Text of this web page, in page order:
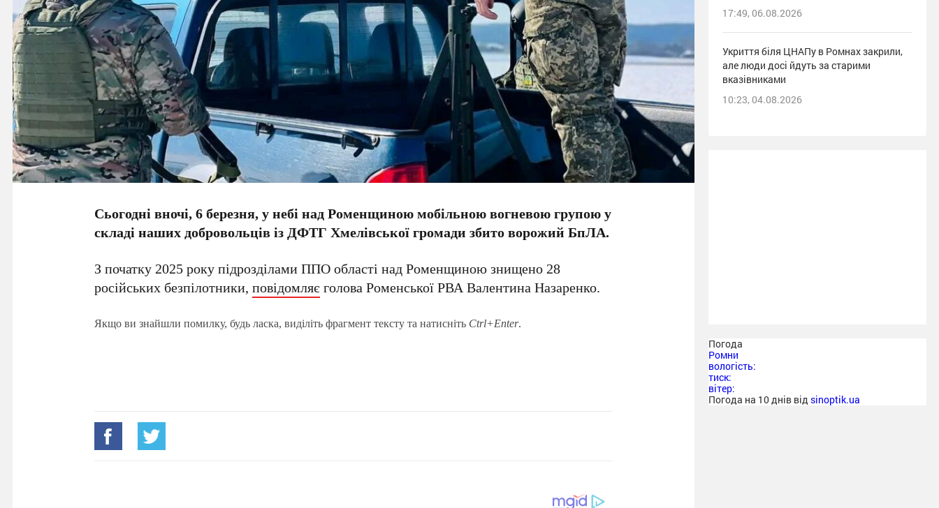
Сьогодні вночі, 6 березня, у небі над Роменщиною мобільною вогневою групою у
складі наших добровольців із ДФТГ Хмелівської громади збито ворожий БпЛА.
З початку 2025 року підрозділами ППО області над Роменщиною знищено 28
російських безпілотники,повідомляє голова Роменської РВА Валентина Назаренко.
Якщо ви знайшли помилку, будь ласка, виділіть фрагмент тексту та натисніть Ctrl+Enter.
17:49, 06.08.2026
Укриття біля ЦНАПу в Ромнах закрили,
але люди досі йдуть за старими
вказівниками
10:23, 04.08.2026
Погода
Ромни
вологість:
тиск:
вітер:
Погода на 10 днів від sinoptik.ua